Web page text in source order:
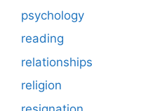
psychology
reading
relationships
religion